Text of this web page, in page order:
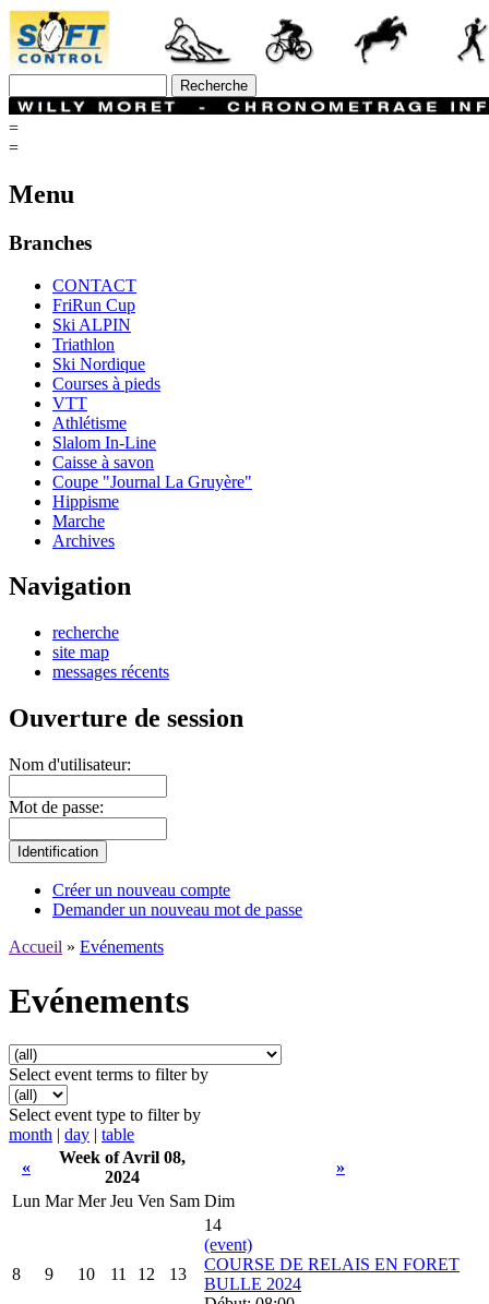
=
=
Menu
Branches
CONTACT
FriRun Cup
Ski ALPIN
Triathlon
Ski Nordique
Courses à pieds
VTT
Athlétisme
Slalom In-Line
Caisse à savon
Coupe "Journal La Gruyère"
Hippisme
Marche
Archives
Navigation
recherche
site map
messages récents
Ouverture de session
Nom d'utilisateur:
Mot de passe:
Créer un nouveau compte
Demander un nouveau mot de passe
Accueil » Evénements
Evénements
Select event terms to filter by
Select event type to filter by
month | day | table
«
Week of Avril 08,
2024
»
Lun Mar Mer Jeu Ven Sam Dim
8 9 10 11 12 13
14
(event)
COURSE DE RELAIS EN FORET
BULLE 2024